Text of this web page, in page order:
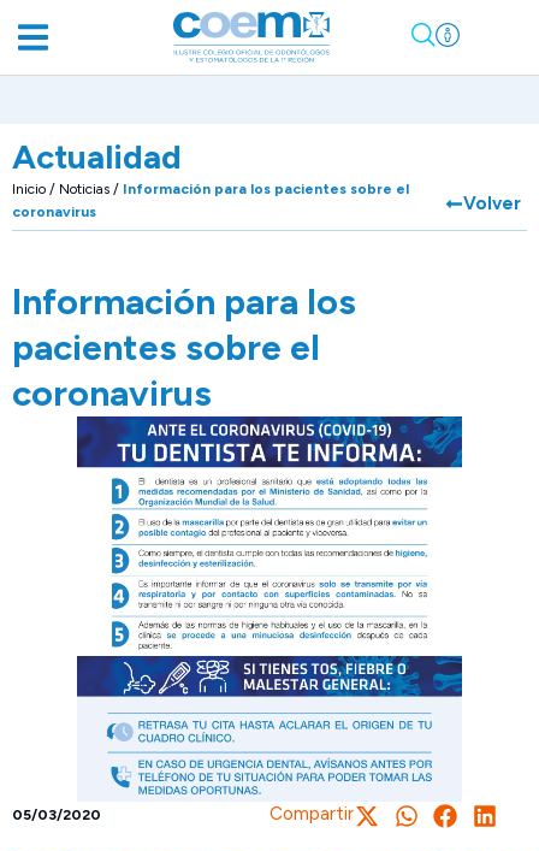
Actualidad
Inicio / Noticias / Información para los pacientes sobre el
coronavirus
Volver
Información para los
pacientes sobre el
coronavirus
05/03/2020 Compartir